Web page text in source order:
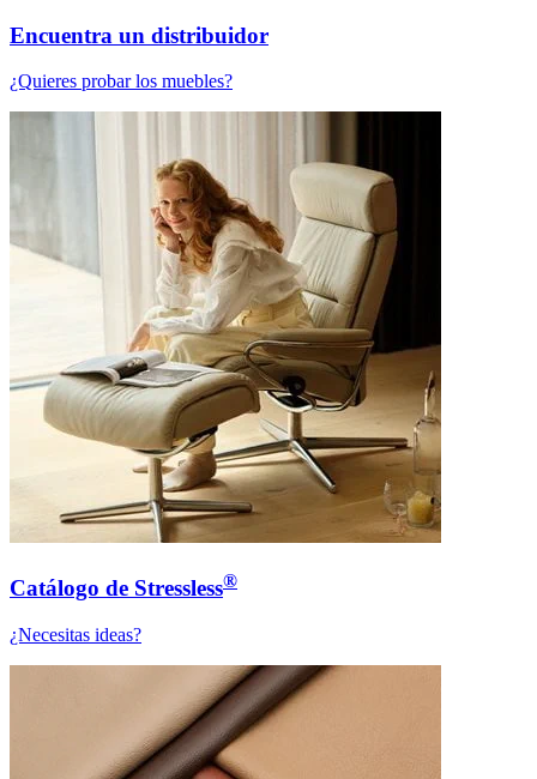
Encuentra un distribuidor
¿Quieres probar los muebles?
Catálogo de Stressless®
¿Necesitas ideas?